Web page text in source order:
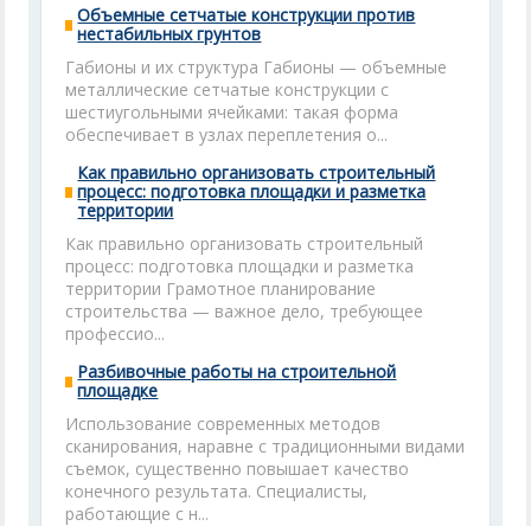
Объемные сетчатые конструкции против
нестабильных грунтов
Габионы и их структура Габионы — объемные
металлические сетчатые конструкции с
шестиугольными ячейками: такая форма
обеспечивает в узлах переплетения о...
Как правильно организовать строительный
процесс: подготовка площадки и разметка
территории
Как правильно организовать строительный
процесс: подготовка площадки и разметка
территории Грамотное планирование
строительства — важное дело, требующее
профессио...
Разбивочные работы на строительной
площадке
Использование современных методов
сканирования, наравне с традиционными видами
съемок, существенно повышает качество
конечного результата. Специалисты,
работающие с н...